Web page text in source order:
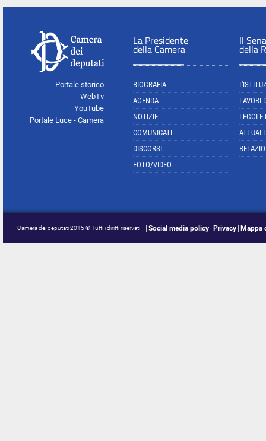
Portale storico
WebTv
YouTube
Portale Luce - Camera
La Presidente
della Camera
BIOGRAFIA
AGENDA
NOTIZIE
COMUNICATI
DISCORSI
FOTO/VIDEO
Il
della
LAVORI
LEGGI E
Camera dei deputati 2015 © Tutti i diritti riservati Social media policy Privacy Mappa